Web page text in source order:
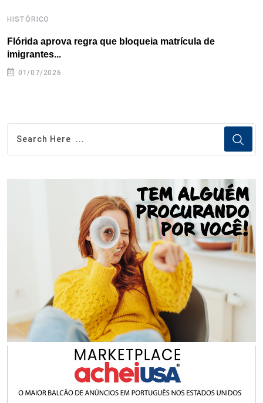
HISTÓRICO
Flórida aprova regra que bloqueia matrícula de
imigrantes...
01/07/2026